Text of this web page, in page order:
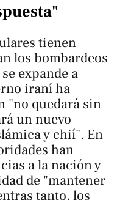
tienen
los bombardeos
expande a
iraní ha
"no quedará sin
un nuevo
y chií". En
han
a la nación y
de "mantener
tanto, los